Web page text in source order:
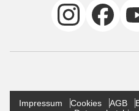
Impressum Cookies AGB